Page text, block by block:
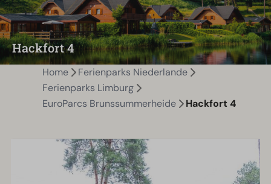
Hackfort 4
Home
Ferienparks Niederlande
Ferienparks Limburg
EuroParcs Brunssummerheide
Hackfort 4